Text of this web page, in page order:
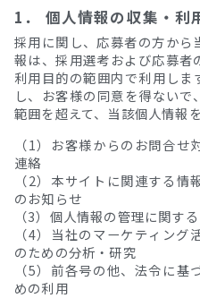
1． 個人情報の収集・利
採用に関し、応募者の方か
報は、採用選考および応募者
利用目的の範囲内で利用し
し、お客様の同意を得ない
範囲を超えて、当該個人情報
（1）お客様からのお問合
連絡
（2）本サイトに関連する
のお知らせ
（3）個人情報の管理に関す
（4）当社のマーケティン
のための分析・研究
（5）前各号の他、法令に
めの利用